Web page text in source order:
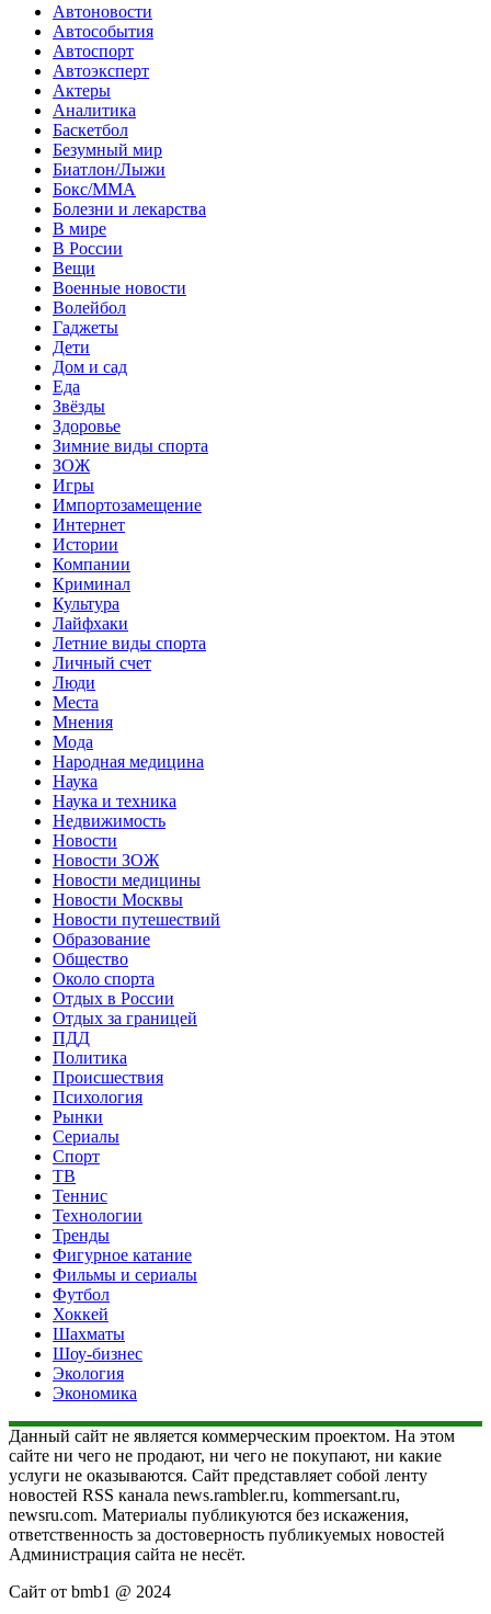
Автоновости
Автособытия
Автоспорт
Автоэксперт
Актеры
Аналитика
Баскетбол
Безумный мир
Биатлон/Лыжи
Бокс/MMA
Болезни и лекарства
В мире
В России
Вещи
Военные новости
Волейбол
Гаджеты
Дети
Дом и сад
Еда
Звёзды
Здоровье
Зимние виды спорта
ЗОЖ
Игры
Импортозамещение
Интернет
Истории
Компании
Криминал
Культура
Лайфхаки
Летние виды спорта
Личный счет
Люди
Места
Мнения
Мода
Народная медицина
Наука
Наука и техника
Недвижимость
Новости
Новости ЗОЖ
Новости медицины
Новости Москвы
Новости путешествий
Образование
Общество
Около спорта
Отдых в России
Отдых за границей
ПДД
Политика
Происшествия
Психология
Рынки
Сериалы
Спорт
ТВ
Теннис
Технологии
Тренды
Фигурное катание
Фильмы и сериалы
Футбол
Хоккей
Шахматы
Шоу-бизнес
Экология
Экономика
Данный сайт не является коммерческим проектом. На этом
сайте ни чего не продают, ни чего не покупают, ни какие
услуги не оказываются. Сайт представляет собой ленту
новостей RSS канала news.rambler.ru, kommersant.ru,
newsru.com. Материалы публикуются без искажения,
ответственность за достоверность публикуемых новостей
Администрация сайта не несёт.
Сайт от bmb1 @ 2024